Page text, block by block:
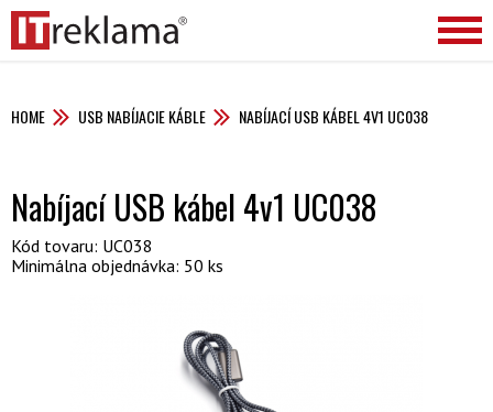
HOME USB NABÍJACIE KÁBLE NABÍJACÍ USB KÁBEL 4V1 UC038
Nabíjací USB kábel 4v1 UC038
Kód tovaru: UC038
Minimálna objednávka: 50 ks